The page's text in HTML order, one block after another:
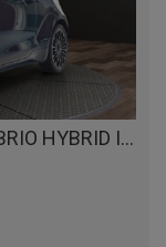
Fiat 500C CABRIO HYBRID ICON PACK STYLE